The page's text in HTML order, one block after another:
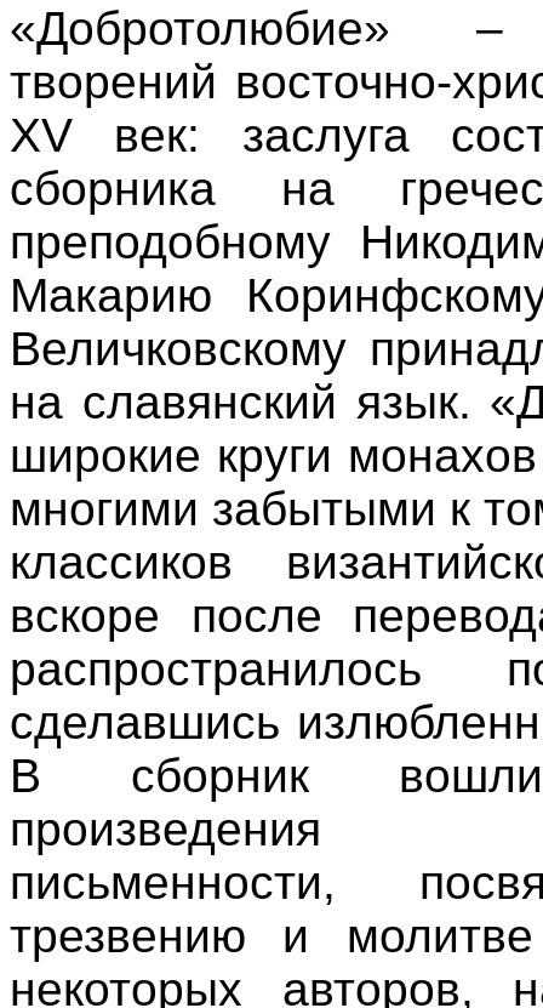
«Добротолюбие» –
творений восточно-
XV век: заслуга
сборника на
преподобному
Макарию
Величковскому
на славянский язык.
широкие круги
многими забытыми к
классиков
вскоре после
сделавшись
В сборник вошли
произведения
письменности,
трезвению и
некоторых авторов,